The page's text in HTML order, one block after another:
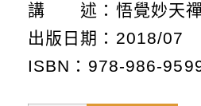
講 述：悟覺妙天
出版日期：2018/07
ISBN：978-986-